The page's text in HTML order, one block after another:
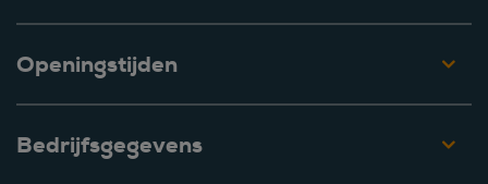
Openingstijden
Bedrijfsgegevens